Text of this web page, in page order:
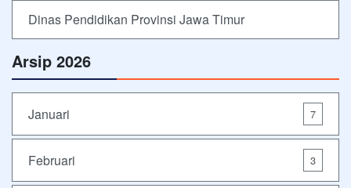
Dinas Pendidikan Provinsi Jawa Timur
Arsip 2026
Januari 7
Februari 3